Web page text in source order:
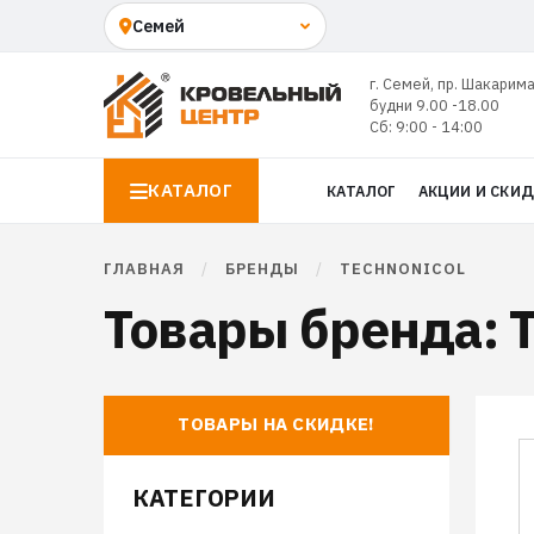
г. Семей, пр.
будни 9.00 -18.00
Сб: 9:00 - 14:00
КАТАЛОГ КАТАЛОГ АКЦИИ И
ГЛАВНАЯ / БРЕНДЫ / TECHNONICOL
Товары бренда:
ТОВАРЫ НА СКИДКЕ!
КАТЕГОРИИ